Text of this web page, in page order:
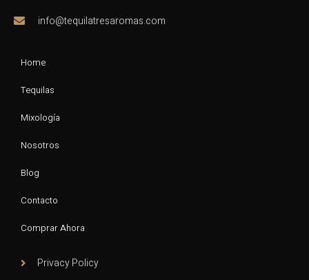
info@tequilatresaromas.com
Home
Tequilas
Mixología
Nosotros
Blog
Contacto
Comprar Ahora
Privacy Policy